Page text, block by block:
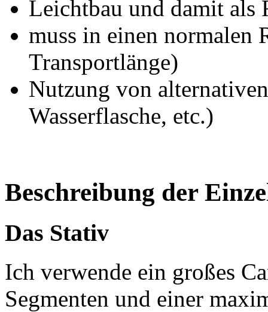
Leichtbau und damit als
muss in einen normalen
Transportlänge)
Nutzung von
Wasserflasche, etc.)
Beschreibung der
Das Stativ
Ich verwende ein großes
Segmenten und einer